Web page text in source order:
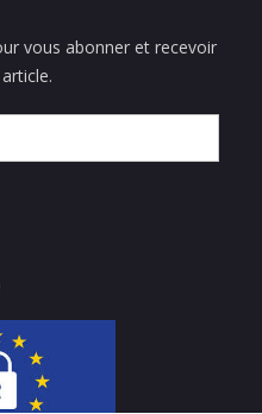
vous abonner et recevoir